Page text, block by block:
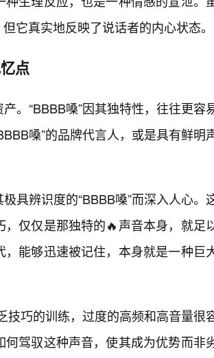
它真实地反映了说话者的内心状态。
点
。“BBBB嗓”因其独特性，往往更容
嗓”的品牌代言人，或是具有鲜明
具辨识度的“BBBB嗓”而深入人心。
仅仅是那独特的🔥声音本身，就足
能够迅速被记住，本身就是一种巨
技巧的训练，过度的高频和高音量很
驾驭这种声音，使其成为优势而非